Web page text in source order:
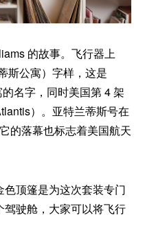
的故事。飞行器上
斯公寓）字样，这是
名字，同时美国第 4 架
）。亚特兰蒂斯号在
的落幕也标志着美国航天
顶篷是为这次套装专门
驶舱，大家可以将飞行